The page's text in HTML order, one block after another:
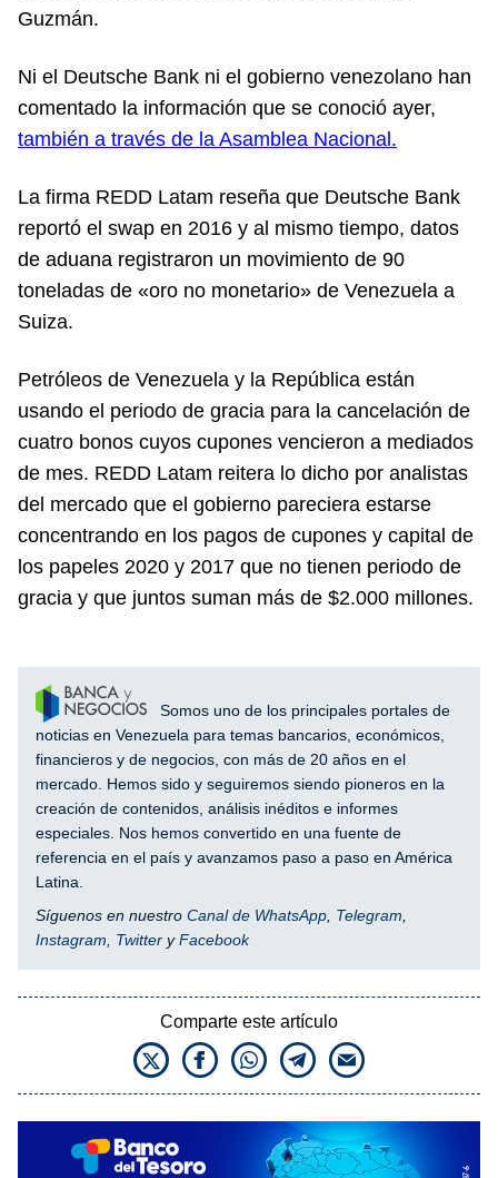
Guzmán.
Ni el Deutsche Bank ni el gobierno venezolano han
comentado la información que se conoció ayer,
también a través de la Asamblea Nacional.
La firma REDD Latam reseña que Deutsche Bank
reportó el swap en 2016 y al mismo tiempo, datos
de aduana registraron un movimiento de 90
toneladas de «oro no monetario» de Venezuela a
Suiza.
Petróleos de Venezuela y la República están
usando el periodo de gracia para la cancelación de
cuatro bonos cuyos cupones vencieron a mediados
de mes. REDD Latam reitera lo dicho por analistas
del mercado que el gobierno pareciera estarse
concentrando en los pagos de cupones y capital de
los papeles 2020 y 2017 que no tienen periodo de
gracia y que juntos suman más de $2.000 millones.
Somos uno de los principales portales de
noticias en Venezuela para temas bancarios, económicos,
financieros y de negocios, con más de 20 años en el
mercado. Hemos sido y seguiremos siendo pioneros en la
creación de contenidos, análisis inéditos e informes
especiales. Nos hemos convertido en una fuente de
referencia en el país y avanzamos paso a paso en América
Latina.
Síguenos en nuestro Canal de WhatsApp Telegram
Instagram
Twitter yFacebook
Comparte este artículo